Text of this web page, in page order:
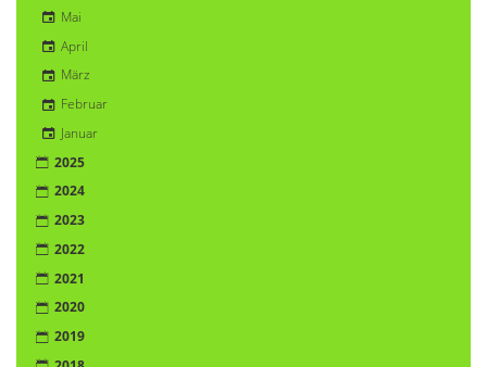
Mai
April
März
Februar
Januar
2025
2024
2023
2022
2021
2020
2019